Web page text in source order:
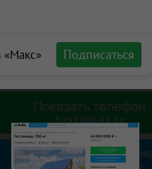
«Макс» Подписаться